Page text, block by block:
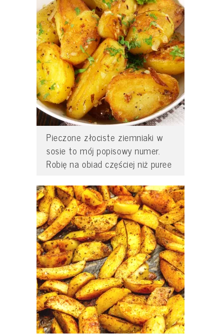
Pieczone złociste ziemniaki w
sosie to mój popisowy numer.
Robię na obiad częściej niż puree